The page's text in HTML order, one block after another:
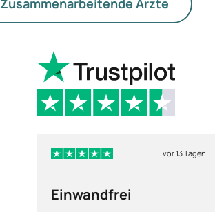
Zusammenarbeitende Ärzte
vor 13 Tagen
Einwandfrei